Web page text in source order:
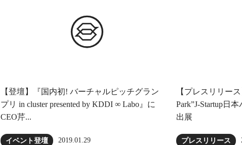
【登壇】『国内初! バーチャルピッチグラン
プリ in cluster presented by KDDI ∞ Labo』に
CEO芹...
イベント登壇 2019.01.29
【プレスリリー
Park”J-Startup日
出展
プレスリリース